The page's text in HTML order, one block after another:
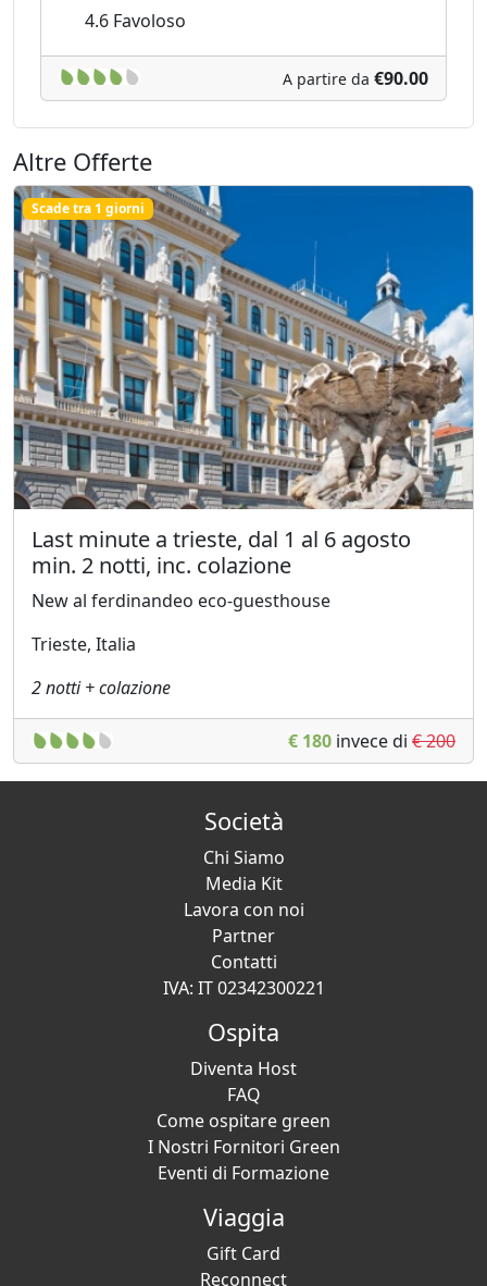
4.6 Favoloso
A partire da €90.00
Altre Offerte
Scade tra 1 giorni
Last minute a trieste, dal 1 al 6 agosto
min. 2 notti, inc. colazione
New al ferdinandeo eco-guesthouse
Trieste, Italia
2 notti + colazione
€ 180 invece di € 200
Società
Chi Siamo
Media Kit
Lavora con noi
Partner
Contatti
IVA: IT 02342300221
Ospita
Diventa Host
FAQ
Come ospitare green
I Nostri Fornitori Green
Eventi di Formazione
Viaggia
Gift Card
Reconnect